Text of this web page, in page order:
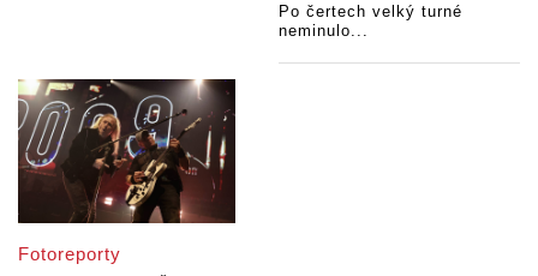
Po čertech velký turné
neminulo...
Fotoreporty